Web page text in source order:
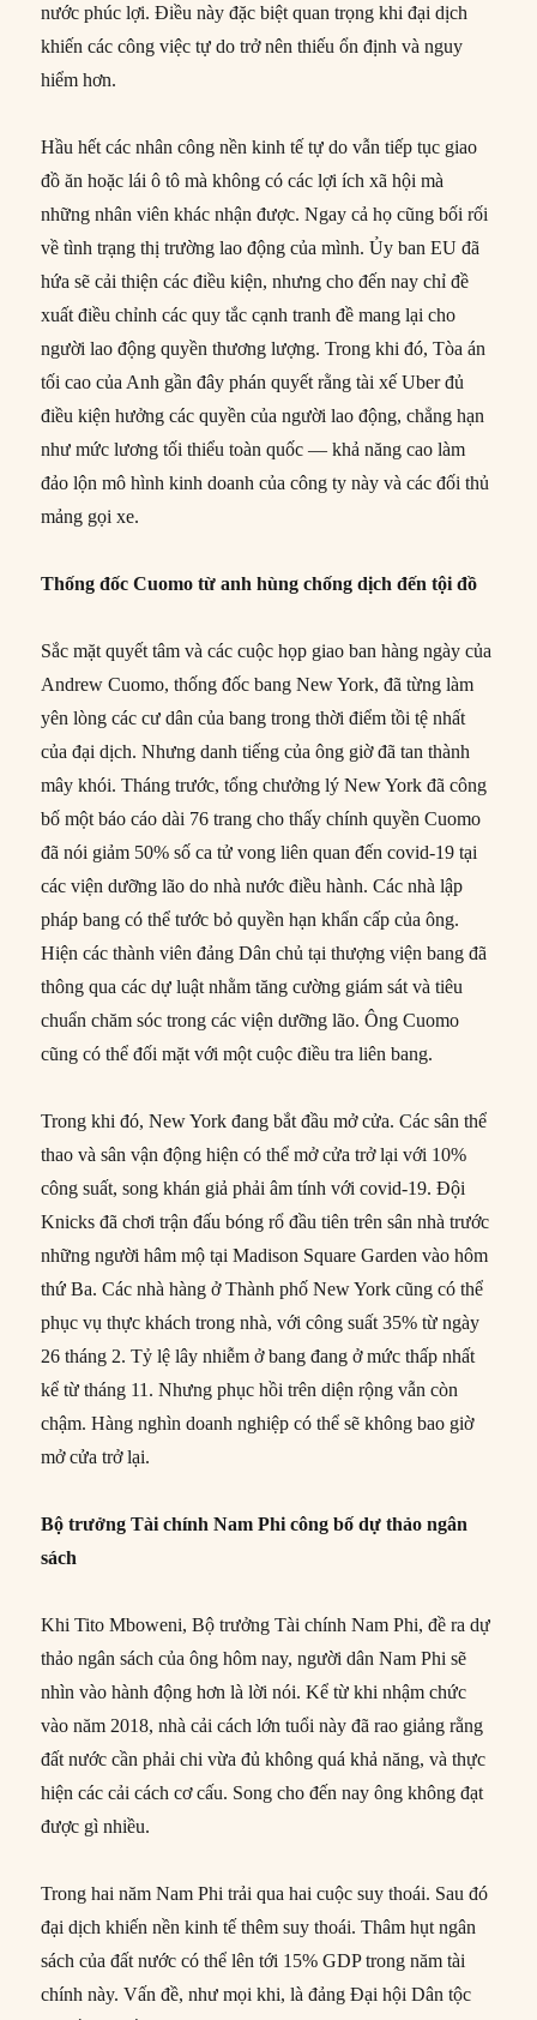
nước phúc lợi. Điều này đặc biệt quan trọng khi đại dịch
khiến các công việc tự do trở nên thiếu ổn định và nguy
hiểm hơn.
Hầu hết các nhân công nền kinh tế tự do vẫn tiếp tục giao
đồ ăn hoặc lái ô tô mà không có các lợi ích xã hội mà
những nhân viên khác nhận được. Ngay cả họ cũng bối rối
về tình trạng thị trường lao động của mình. Ủy ban EU đã
hứa sẽ cải thiện các điều kiện, nhưng cho đến nay chỉ đề
xuất điều chỉnh các quy tắc cạnh tranh đề mang lại cho
người lao động quyền thương lượng. Trong khi đó, Tòa án
tối cao của Anh gần đây phán quyết rằng tài xế Uber đủ
điều kiện hưởng các quyền của người lao động, chẳng hạn
như mức lương tối thiểu toàn quốc — khả năng cao làm
đảo lộn mô hình kinh doanh của công ty này và các đối thủ
mảng gọi xe.
Thống đốc Cuomo từ anh hùng chống dịch đến tội đồ
Sắc mặt quyết tâm và các cuộc họp giao ban hàng ngày của
Andrew Cuomo, thống đốc bang New York, đã từng làm
yên lòng các cư dân của bang trong thời điểm tồi tệ nhất
của đại dịch. Nhưng danh tiếng của ông giờ đã tan thành
mây khói. Tháng trước, tổng chưởng lý New York đã công
bố một báo cáo dài 76 trang cho thấy chính quyền Cuomo
đã nói giảm 50% số ca tử vong liên quan đến covid-19 tại
các viện dưỡng lão do nhà nước điều hành. Các nhà lập
pháp bang có thể tước bỏ quyền hạn khẩn cấp của ông.
Hiện các thành viên đảng Dân chủ tại thượng viện bang đã
thông qua các dự luật nhằm tăng cường giám sát và tiêu
chuẩn chăm sóc trong các viện dưỡng lão. Ông Cuomo
cũng có thể đối mặt với một cuộc điều tra liên bang.
Trong khi đó, New York đang bắt đầu mở cửa. Các sân thể
thao và sân vận động hiện có thể mở cửa trở lại với 10%
công suất, song khán giả phải âm tính với covid-19. Đội
Knicks đã chơi trận đấu bóng rổ đầu tiên trên sân nhà trước
những người hâm mộ tại Madison Square Garden vào hôm
thứ Ba. Các nhà hàng ở Thành phố New York cũng có thể
phục vụ thực khách trong nhà, với công suất 35% từ ngày
26 tháng 2. Tỷ lệ lây nhiễm ở bang đang ở mức thấp nhất
kể từ tháng 11. Nhưng phục hồi trên diện rộng vẫn còn
chậm. Hàng nghìn doanh nghiệp có thể sẽ không bao giờ
mở cửa trở lại.
Bộ trưởng Tài chính Nam Phi công bố dự thảo ngân
sách
Khi Tito Mboweni, Bộ trưởng Tài chính Nam Phi, đề ra dự
thảo ngân sách của ông hôm nay, người dân Nam Phi sẽ
nhìn vào hành động hơn là lời nói. Kể từ khi nhậm chức
vào năm 2018, nhà cải cách lớn tuổi này đã rao giảng rằng
đất nước cần phải chi vừa đủ không quá khả năng, và thực
hiện các cải cách cơ cấu. Song cho đến nay ông không đạt
được gì nhiều.
Trong hai năm Nam Phi trải qua hai cuộc suy thoái. Sau đó
đại dịch khiến nền kinh tế thêm suy thoái. Thâm hụt ngân
sách của đất nước có thể lên tới 15% GDP trong năm tài
chính này. Vấn đề, như mọi khi, là đảng Đại hội Dân tộc